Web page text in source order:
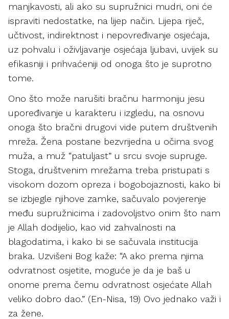
manjkavosti, ali ako su supružnici mudri, oni će
ispraviti nedostatke, na lijep način. Lijepa riječ,
učtivost, indirektnost i nepovređivanje osjećaja,
uz pohvalu i oživljavanje osjećaja ljubavi, uvijek su
efikasniji i prihvaćeniji od onoga što je suprotno
tome.
Ono što može narušiti bračnu harmoniju jesu
upoređivanje u karakteru i izgledu, na osnovu
onoga što bračni drugovi vide putem društvenih
mreža. Žena postane bezvrijedna u očima svog
muža, a muž “patuljast” u srcu svoje supruge.
Stoga, društvenim mrežama treba pristupati s
visokom dozom opreza i bogobojaznosti, kako bi
se izbjegle njihove zamke, sačuvalo povjerenje
među supružnicima i zadovoljstvo onim što nam
je Allah dodijelio, kao vid zahvalnosti na
blagodatima, i kako bi se sačuvala institucija
braka. Uzvišeni Bog kaže: “A ako prema njima
odvratnost osjetite, moguće je da je baš u
onome prema čemu odvratnost osjećate Allah
veliko dobro dao.” (En-Nisa, 19) Ovo jednako važi i
za žene.